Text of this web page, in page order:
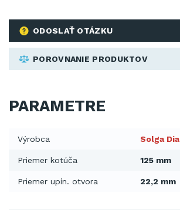
ODOSLAŤ OTÁZKU
POROVNANIE PRODUKTOV
PARAMETRE
Výrobca Solga
Priemer kotúča 125 mm
Priemer upín. otvora 22,2 mm